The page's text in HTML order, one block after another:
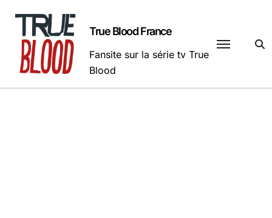
contenu
True Blood France
Fansite sur la série tv True
Blood